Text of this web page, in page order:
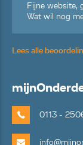
Fijne website,
Wat wil nog
Lees alle
mijn
0113 -